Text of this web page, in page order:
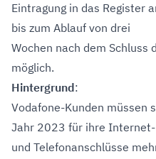
Eintragung in das Register
bis zum Ablauf von drei
Wochen nach dem Schluss
möglich.
Hintergrund:
Vodafone-Kunden müssen
Jahr 2023 für ihre Internet-
und Telefonanschlüsse